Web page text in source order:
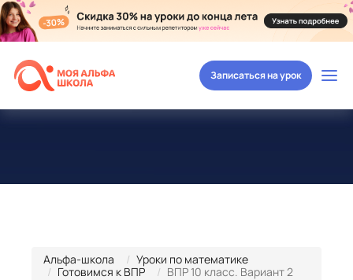
Записаться на урок
Альфа-школа
Уроки по математике
Готовимся к ВПР
ВПР 10 класс. Вариант 2